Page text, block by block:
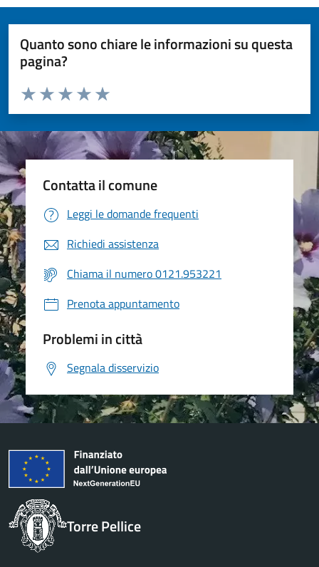
Quanto sono chiare le informazioni su questa
pagina?
Valuta da 1 a 5 stelle la pagina
Valuta 5 stelle su 5
Valuta 4 stelle su 5
Valuta 3 stelle su 5
Valuta 2 stelle su 5
Valuta 1 stelle su 5
Contatta il comune
Leggi le domande frequenti
Richiedi assistenza
Chiama il numero 0121.953221
Prenota appuntamento
Problemi in città
Segnala disservizio
Torre Pellice